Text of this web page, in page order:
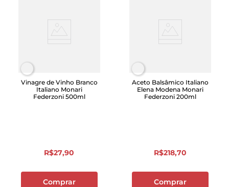
Vinagre de Vinho Branco
Italiano Monari
Federzoni 500ml
R$27,90
Comprar
Aceto Balsâmico Italiano
Elena Modena Monari
Federzoni 200ml
R$218,70
Comprar